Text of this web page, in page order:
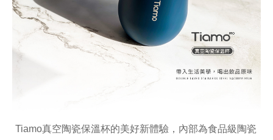
Tiamo真空陶瓷保溫杯的美好新體驗，內部為食品級陶瓷